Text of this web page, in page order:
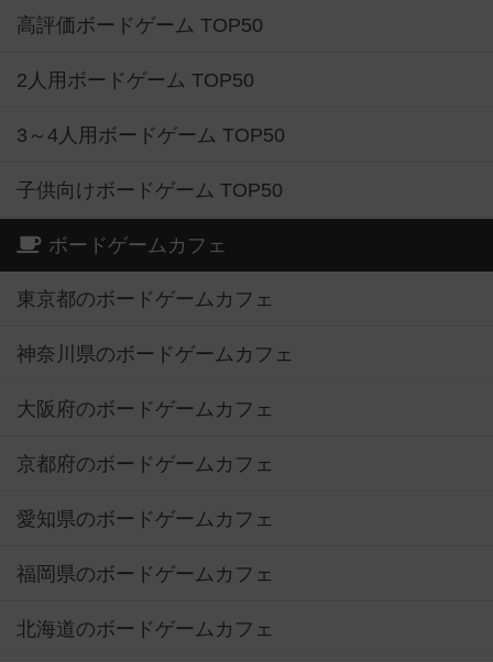
高評価ボードゲーム TOP50
2人用ボードゲーム TOP50
3～4人用ボードゲーム TOP50
子供向けボードゲーム TOP50
ボードゲームカフェ
東京都のボードゲームカフェ
神奈川県のボードゲームカフェ
大阪府のボードゲームカフェ
京都府のボードゲームカフェ
愛知県のボードゲームカフェ
福岡県のボードゲームカフェ
北海道のボードゲームカフェ